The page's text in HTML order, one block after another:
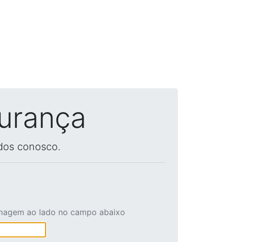
conosco.
ao lado no campo abaixo